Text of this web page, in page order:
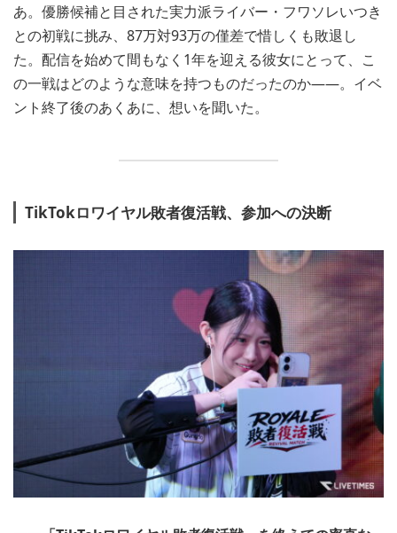
あ。優勝候補と目された実力派ライバー・フワソレいつき
との初戦に挑み、87万対93万の僅差で惜しくも敗退し
た。配信を始めて間もなく1年を迎える彼女にとって、こ
の一戦はどのような意味を持つものだったのか――。イベ
ント終了後のあくあに、想いを聞いた。
TikTokロワイヤル敗者復活戦、参加への決断